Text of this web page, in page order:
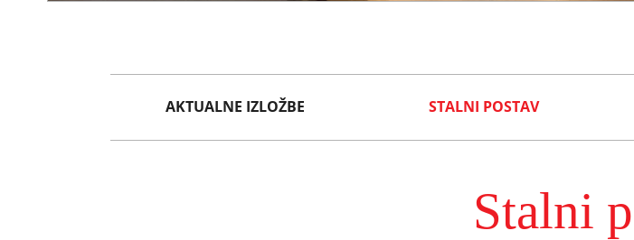
AKTUALNE IZLOŽBE STALNI POSTAV
Stalni